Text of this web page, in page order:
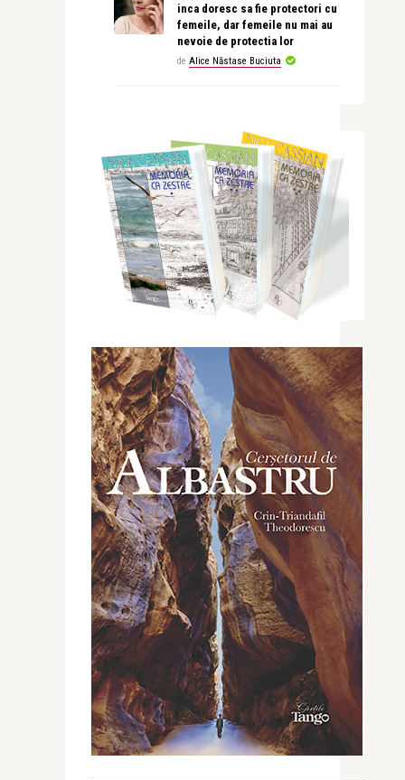
inca doresc sa fie protectori cu
femeile, dar femeile nu mai au
nevoie de protectia lor
de Alice Năstase Buciuta